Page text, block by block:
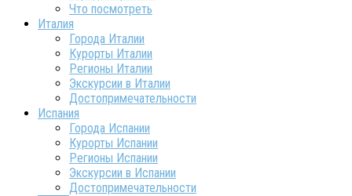
Что посмотреть
Италия
Города Италии
Курорты Италии
Регионы Италии
Экскурсии в Италии
Достопримечательности
Испания
Города Испании
Курорты Испании
Регионы Испании
Экскурсии в Испании
Достопримечательности